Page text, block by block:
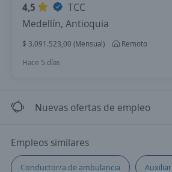
4,5
TCC
Medellín, Antioquia
$ 3.091.523,00 (Mensual)
Remoto
Hace 5 días
Nuevas ofertas de empleo
Empleos similares
Conductor/a de ambulancia